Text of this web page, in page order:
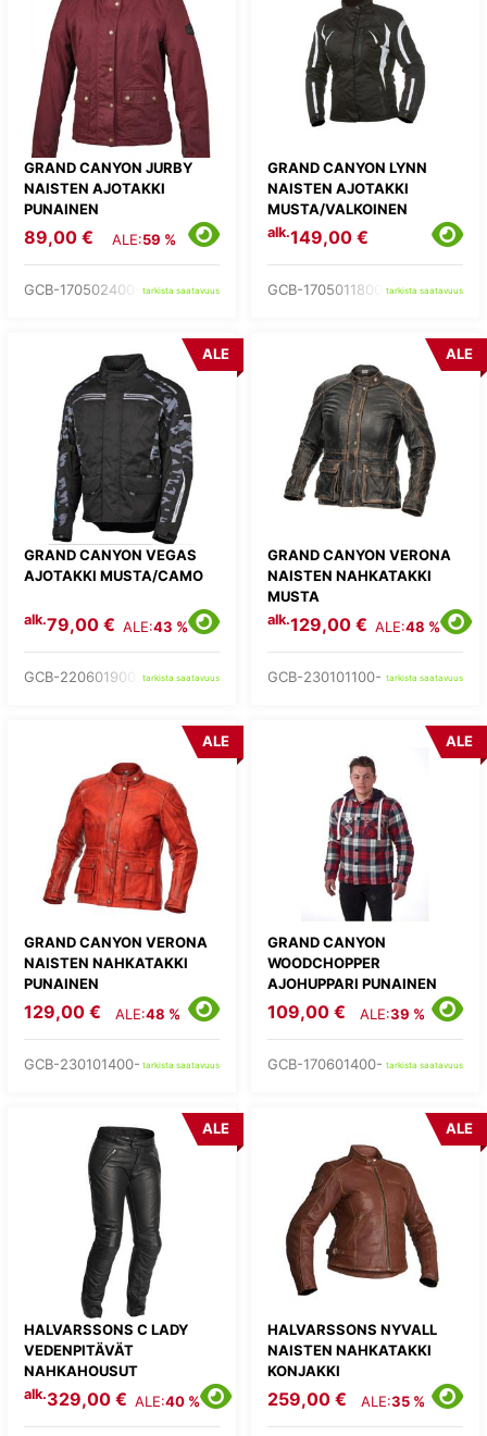
GRAND CANYON JURBY
NAISTEN AJOTAKKI
PUNAINEN
89,00 € ALE:59 %
GCB-170502400- tarkista saatavuus
GRAND CANYON LYNN
NAISTEN AJOTAKKI
MUSTA/VALKOINEN
alk.149,00 €
GCB-1705011800-tarkista saatavuus
GRAND CANYON VEGAS
AJOTAKKI MUSTA/CAMO
ALE
alk.79,00 € ALE:43 %
GCB-220601900- tarkista saatavuus
GRAND CANYON VERONA
NAISTEN NAHKATAKKI
MUSTA
ALE
alk.129,00 € ALE:48 %
GCB-230101100- tarkista saatavuus
GRAND CANYON VERONA
NAISTEN NAHKATAKKI
PUNAINEN
ALE
129,00 € ALE:48 %
GCB-230101400- tarkista saatavuus
GRAND CANYON
WOODCHOPPER
AJOHUPPARI PUNAINEN
ALE
109,00 € ALE:39 %
GCB-170601400- tarkista saatavuus
HALVARSSONS C LADY
VEDENPITÄVÄT
NAHKAHOUSUT
ALE
alk.329,00 € ALE:40 %
HALVARSSONS NYVALL
NAISTEN NAHKATAKKI
KONJAKKI
ALE
259,00 € ALE:35 %